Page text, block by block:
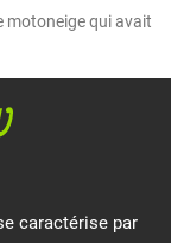
motoneige qui avait
caractérise par